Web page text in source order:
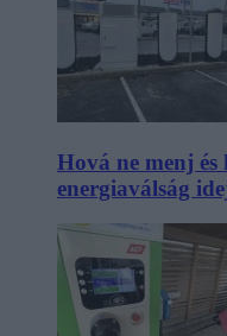
Hová ne menj és
energiaválság